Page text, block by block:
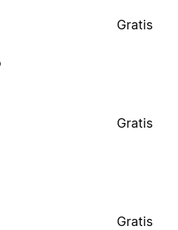
Gratis
Gratis
Gratis